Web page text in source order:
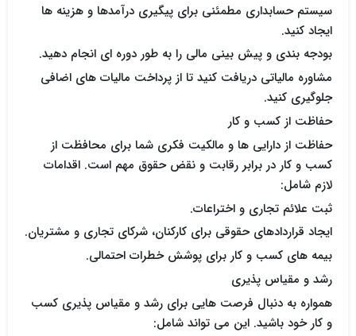
سیستم حسابداری مطمئنی برای پیگیری درآمدها و هزینه ها
ایجاد کنید.
بودجه بندی و پیش بینی مالی را به طور دوره ای انجام دهید.
مشاوره مالیاتی دریافت کنید تا از پرداخت مالیات های اضافی
جلوگیری کنید.
حفاظت از کسب و کار
حفاظت از دارایی ها و مالکیت فکری شما برای محافظت از
کسب و کار در برابر رقابت و نقض حقوق مهم است. اقدامات
لازم شامل:
ثبت علائم تجاری و اختراعات.
ایجاد قراردادهای حقوقی برای کارکنان، شرکای تجاری و مشتریان.
بیمه های کسب و کار برای پوشش خطرات احتمالی.
رشد و مقیاس پذیری
همواره به دنبال فرصت هایی برای رشد و مقیاس پذیری کسب
و کار خود باشید. این می تواند شامل: